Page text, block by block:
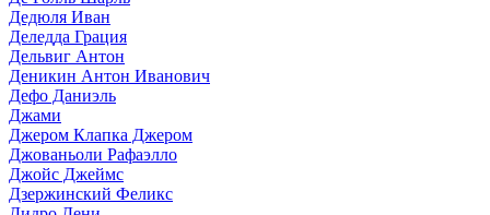
Дедюля Иван
Деледда Грация
Дельвиг Антон
Деникин Антон Иванович
Дефо Даниэль
Джами
Джером Клапка Джером
Джованьоли Рафаэлло
Джойс Джеймс
Дзержинский Феликс